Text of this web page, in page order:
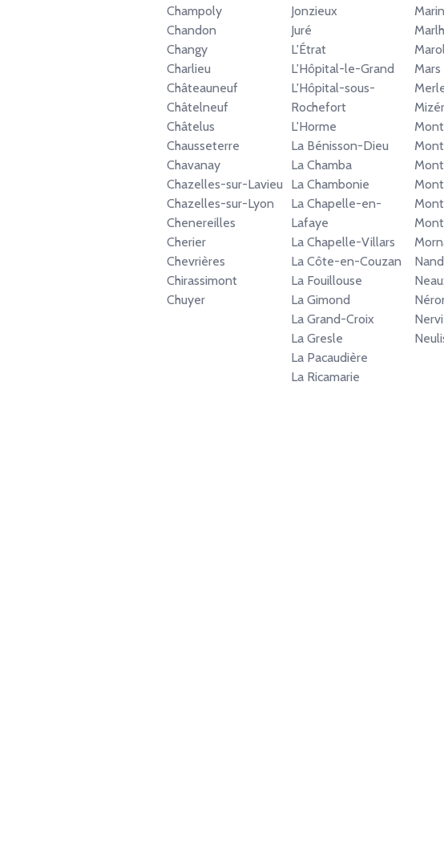
Champoly
Chandon
Changy
Charlieu
Châteauneuf
Châtelneuf
Châtelus
Chausseterre
Chavanay
Chazelles-sur-Lavieu
Chazelles-sur-Lyon
Chenereilles
Cherier
Chevrières
Chirassimont
Chuyer
Jonzieux
Juré
L'Étrat
L'Hôpital-le-Grand
L'Hôpital-sous-
Rochefort
L'Horme
La Bénisson-Dieu
La Chamba
La Chambonie
La Chapelle-en-
Lafaye
La Chapelle-Villars
La Côte-en-Couzan
La Fouillouse
La Gimond
La Grand-Croix
La Gresle
La Pacaudière
La Ricamarie
Mars